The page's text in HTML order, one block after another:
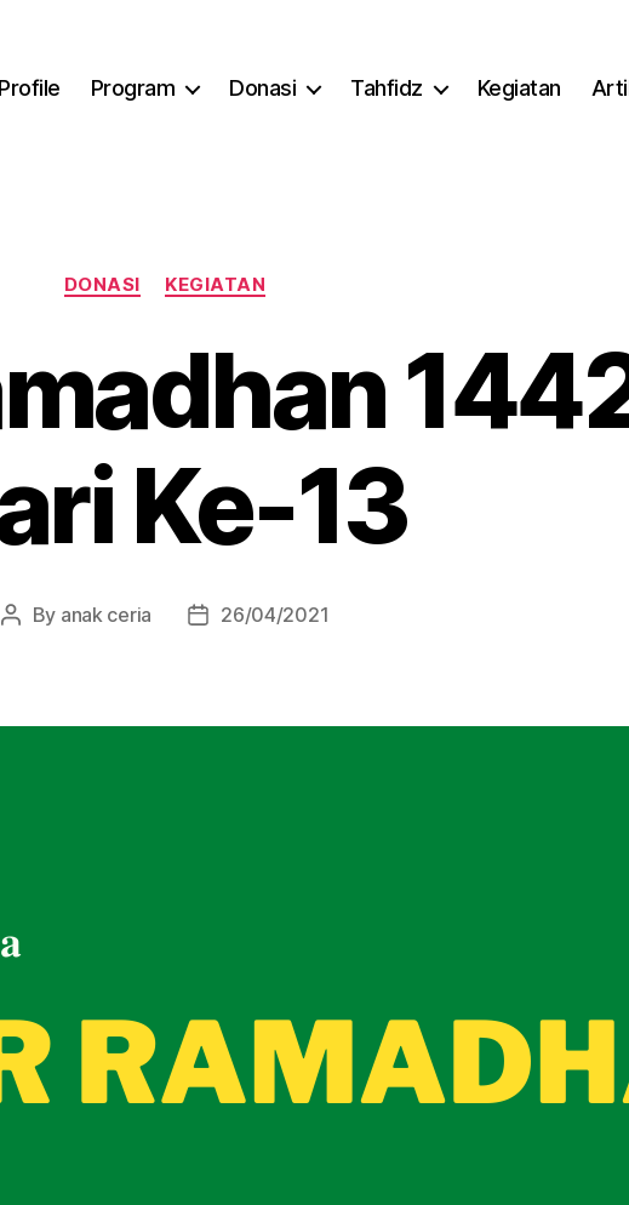
Profile Program Donasi Tahfidz Kegiatan
Categories
DONASI KEGIATAN
Ke-13
Post
By anak ceria
Post26/04/2021